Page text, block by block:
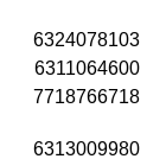
6324078103
6311064600
7718766718
6313009980